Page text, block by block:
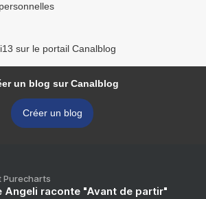
sur le portail Canalblog
un blog sur Canalblog
Créer un blog
Purecharts
Angeli raconte "Avant de partir"